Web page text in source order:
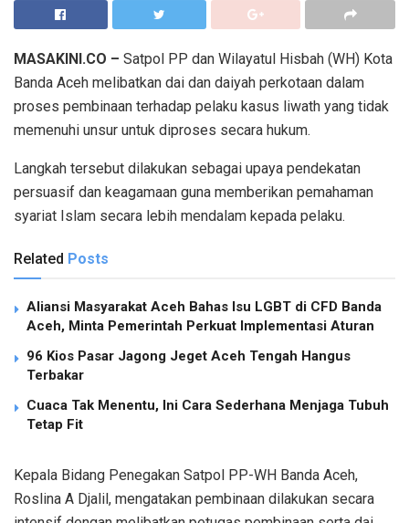
MASAKINI.CO – Satpol PP dan Wilayatul Hisbah (WH) Kota
Banda Aceh melibatkan dai dan daiyah perkotaan dalam
proses pembinaan terhadap pelaku kasus liwath yang tidak
memenuhi unsur untuk diproses secara hukum.
Langkah tersebut dilakukan sebagai upaya pendekatan
persuasif dan keagamaan guna memberikan pemahaman
syariat Islam secara lebih mendalam kepada pelaku.
Related Posts
Aliansi Masyarakat Aceh Bahas Isu LGBT di CFD Banda
Aceh, Minta Pemerintah Perkuat Implementasi Aturan
96 Kios Pasar Jagong Jeget Aceh Tengah Hangus
Terbakar
Cuaca Tak Menentu, Ini Cara Sederhana Menjaga Tubuh
Tetap Fit
Kepala Bidang Penegakan Satpol PP-WH Banda Aceh,
Roslina A Djalil, mengatakan pembinaan dilakukan secara